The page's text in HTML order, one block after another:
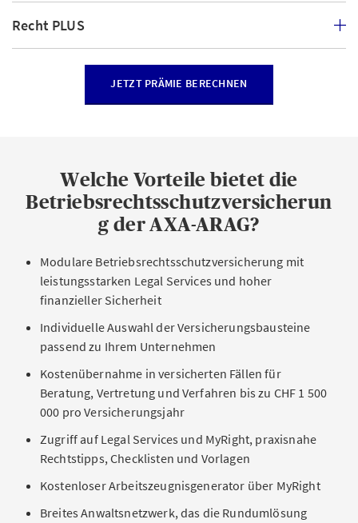
Recht PLUS
JETZT PRÄMIE BERECHNEN
Welche Vorteile bietet die
Betriebsrechtsschutzversicherun
g der AXA-ARAG?
Modulare Betriebsrechtsschutzversicherung mit
leistungsstarken Legal Services und hoher
finanzieller Sicherheit
Individuelle Auswahl der Versicherungsbausteine
passend zu Ihrem Unternehmen
Kostenübernahme in versicherten Fällen für
Beratung, Vertretung und Verfahren bis zu CHF 1 500
000 pro Versicherungsjahr
Zugriff auf Legal Services und MyRight, praxisnahe
Rechtstipps, Checklisten und Vorlagen
Kostenloser Arbeitszeugnisgenerator über MyRight
Breites Anwaltsnetzwerk, das die Rundumlösung